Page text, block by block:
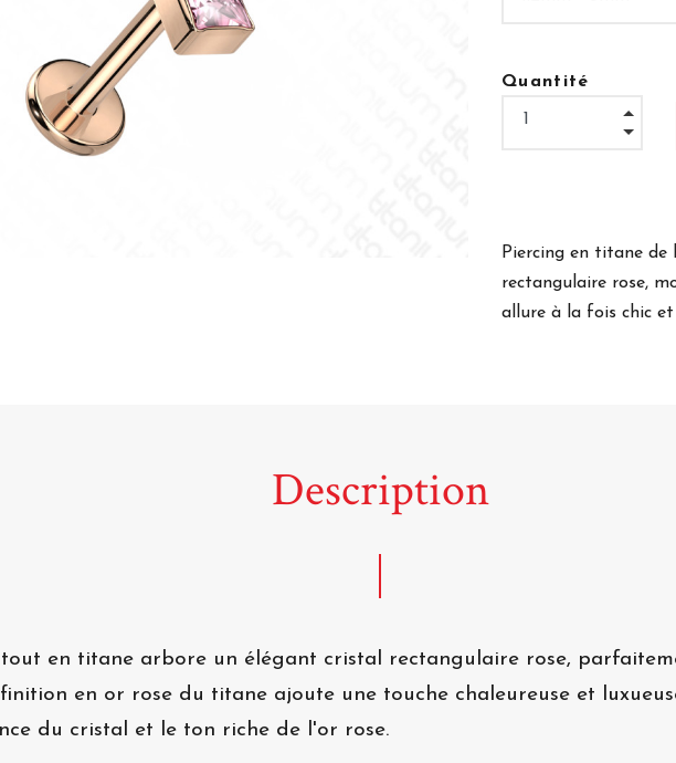
Quantité
Piercing en titane de
rectangulaire rose,
allure à la fois chic et
Description
en titane arbore un élégant cristal rectangulaire rose,
en or rose du titane ajoute une touche chaleureuse et
du cristal et le ton riche de l'or rose.